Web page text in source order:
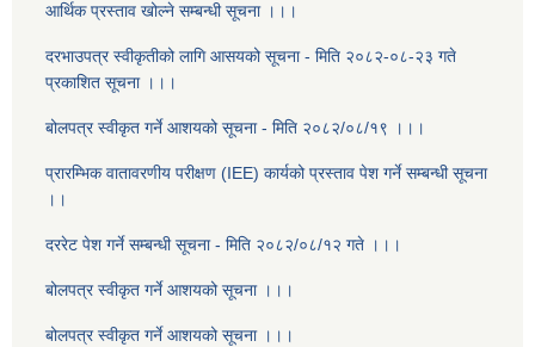
आर्थिक प्रस्ताव खोल्ने सम्बन्धी सूचना ।।।
दरभाउपत्र स्वीकृतीको लागि आसयको सूचना - मिति २०८२-०८-२३ गते
प्रकाशित सूचना ।।।
बोलपत्र स्वीकृत गर्ने आशयको सूचना - मिति २०८२/०८/१९ ।।।
प्रारम्भिक वातावरणीय परीक्षण (IEE) कार्यको प्रस्ताव पेश गर्ने सम्बन्धी सूचना
।।
दररेट पेश गर्ने सम्बन्धी सूचना - मिति २०८२/०८/१२ गते ।।।
बोलपत्र स्वीकृत गर्ने आशयको सूचना ।।।
बोलपत्र स्वीकृत गर्ने आशयको सूचना ।।।